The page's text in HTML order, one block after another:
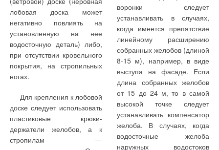
лобовая доска может
негативно повлиять на
установленную на нее
водосточную деталь) либо,
при отсутствии кровельного
покрытия, на стропильных
ногах.
Для крепления к лобовой
доске следует использовать
пластиковые крюки-
держатели желобов, а к
стропилам —
воронки следует
устанавливать в случаях,
когда имеется препятствие
линейному расширению
собранных желобов (длиной
8-15 м), например, в виде
выступа на фасаде. Если
длина собранных желобов
от 15 до 24 м, то в самой
высокой точке следует
устанавливать компенсатор
желоба. В случаях, когда
водосточные желоба
наружных водостоков